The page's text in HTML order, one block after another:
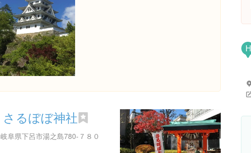
H
さるぼぼ神社
岐阜県下呂市湯之島780-７８０